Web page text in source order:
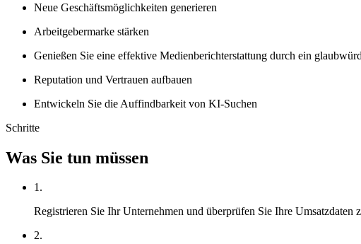
Neue Geschäftsmöglichkeiten generieren
Arbeitgebermarke stärken
Genießen Sie eine effektive Medienberichterstattung durch ein
Reputation und Vertrauen aufbauen
Entwickeln Sie die Auffindbarkeit von KI-Suchen
Schritte
Was Sie tun müssen
1.
Registrieren Sie Ihr Unternehmen und überprüfen Sie Ihre
2.